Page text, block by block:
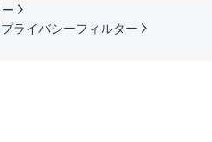
ライバシーフィルター